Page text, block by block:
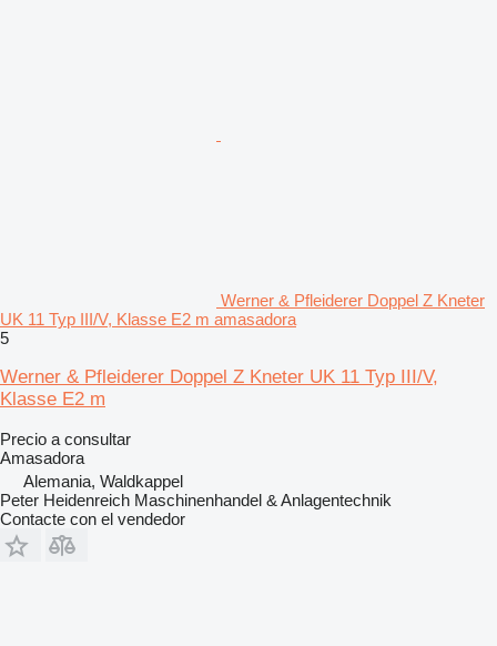
Werner & Pfleiderer Doppel Z Kneter
UK 11 Typ III/V, Klasse E2 m amasadora
5
Werner & Pfleiderer Doppel Z Kneter UK 11 Typ III/V,
Klasse E2 m
Precio a consultar
Amasadora
Alemania, Waldkappel
Peter Heidenreich Maschinenhandel & Anlagentechnik
Contacte con el vendedor